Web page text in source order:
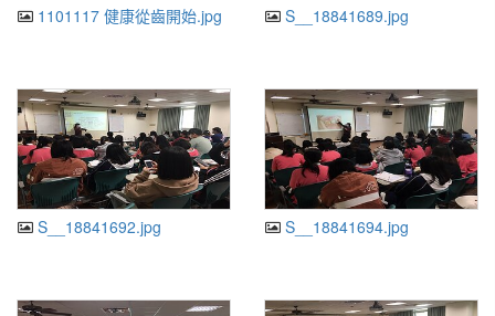
1101117 健康從齒開始.jpg S__18841689.jpg
S__18841692.jpg S__18841694.jpg